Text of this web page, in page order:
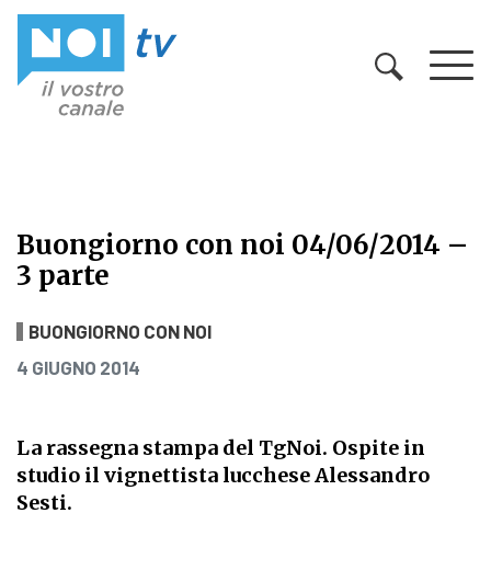
Buongiorno con noi 04/06/2014 –
3 parte
Buongiorno con noi 04/06/2014 –
BUONGIORNO CON NOI
PUBBLICATO IL
4 GIUGNO 2014
La rassegna stampa del TgNoi. Ospite in
studio il vignettista lucchese Alessandro
Sesti.